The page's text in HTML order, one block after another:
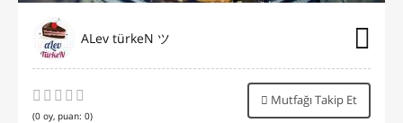
ALev türkeN ツ
(0 oy, puan: 0)
Mutfağı Takip Et